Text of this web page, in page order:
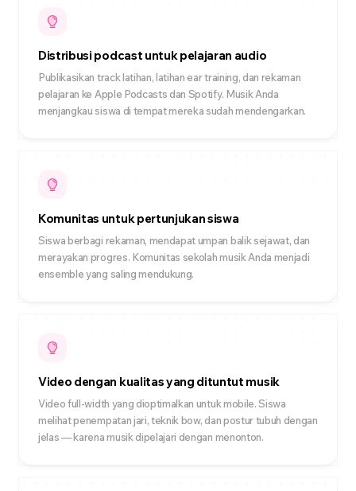
Distribusi podcast untuk pelajaran audio
Publikasikan track latihan, latihan ear training, dan rekaman
pelajaran ke Apple Podcasts dan Spotify. Musik Anda
menjangkau siswa di tempat mereka sudah mendengarkan.
Komunitas untuk pertunjukan siswa
Siswa berbagi rekaman, mendapat umpan balik sejawat, dan
merayakan progres. Komunitas sekolah musik Anda menjadi
ensemble yang saling mendukung.
Video dengan kualitas yang dituntut musik
Video full-width yang dioptimalkan untuk mobile. Siswa
melihat penempatan jari, teknik bow, dan postur tubuh dengan
jelas — karena musik dipelajari dengan menonton.